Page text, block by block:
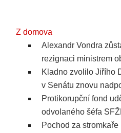
Z domova
Alexandr Vondra
rezignaci ministrem
Kladno zvolilo Jiřího
v Senátu znovu
Protikorupční fond
odvolaného šéfa
Pochod za